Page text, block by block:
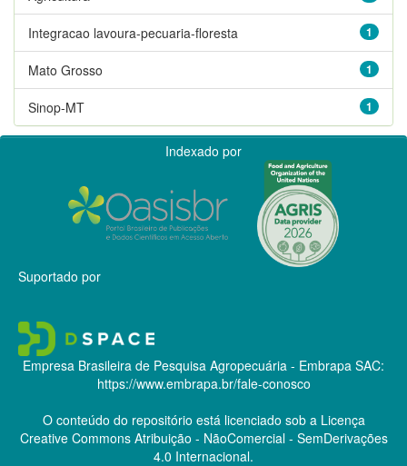
1
Integracao lavoura-pecuaria-floresta
1
Mato Grosso
1
Sinop-MT
Indexado por
Suportado por
Empresa Brasileira de Pesquisa Agropecuária - Embrapa SAC:
https://www.embrapa.br/fale-conosco
O conteúdo do repositório está licenciado sob a Licença
Creative CommonsAtribuição - NãoComercial - SemDerivações
4.0 Internacional.